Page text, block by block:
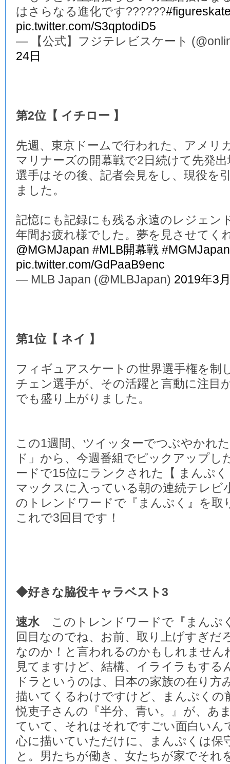
はさらなる進化です??????
pic.twitter.com/S3qptodiD5
— 【公式】フジテレビスケート
24日
第2位【 イチロー 】
先週、東京ドームで行われた、アメリ
マリナーズの開幕戦で2日続けて先発
選手はその後、記者会見をし、現役を
ました。
記憶にも記録にも残る永遠のレジェン
年間お疲れ様でした。夢を見させてく
@MGMJapan #MLB開幕戦 #MGMJapan
pic.twitter.com/GdPaaB9enc
— MLB Japan (@MLBJapan) 2019年3
第1位【 ネイ 】
フィギュアスケートの世界選手権を制
チェン選手が、その活躍と言動に注目
でも盛り上がりました。
この1週間、ツイッターでつぶやかれ
ド」から、今週番組でピックアップし
ードで15位にランクされた【 まんぷ
マックスに入っている朝の連続テレビ
のトレンドワードで『まんぷく』を取
これで3回目です！
◆好きな脇役キャラベスト3
速水このトレンドワードで『まんぷ
回目なのでね、お前、取り上げすぎだ
なのか！と言われるのかもしれません
見てますけど、結構、イライラもする
ドラというのは、日本の家族の在り方
描いてくるわけですけど、まんぷくの
悦吏子さんの『半分、青い。』が、あ
ていて、それはそれですごい面白いん
心に描いていただけに、まんぷくは保
と。男たちが働き、女たちが家でそれ